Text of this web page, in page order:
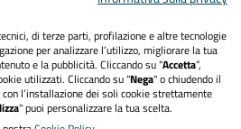
di terze parti, profilazione e altre tecnologie
per analizzare l’utilizzo, migliorare la tua
e la pubblicità. Cliccando su “Accetta”,
utilizzati. Cliccando su "Nega" o chiudendo il
l’installazione dei soli cookie strettamente
" puoi personalizzare la tua scelta.